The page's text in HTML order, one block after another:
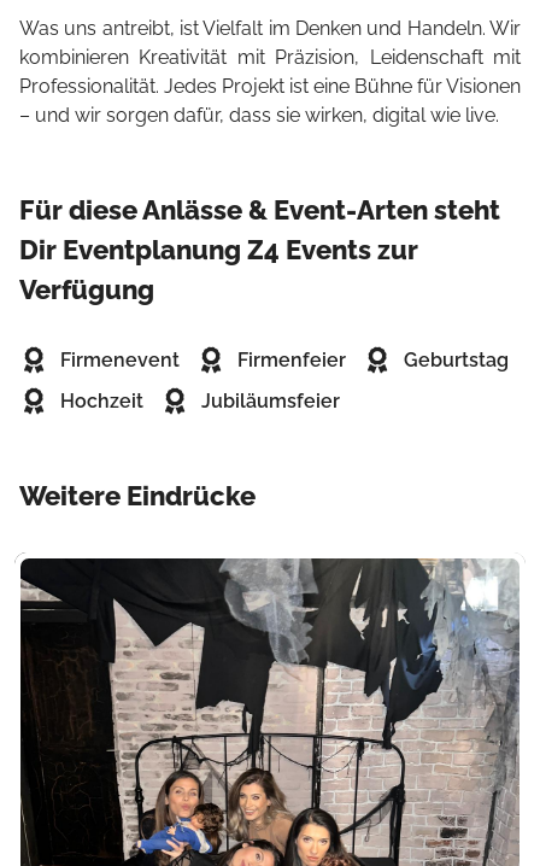
Was uns antreibt, ist Vielfalt im Denken und Handeln. Wir
kombinieren Kreativität mit Präzision, Leidenschaft mit
Professionalität. Jedes Projekt ist eine Bühne für Visionen
– und wir sorgen dafür, dass sie wirken, digital wie live.
Für diese Anlässe & Event-Arten steht
Dir Eventplanung Z4 Events zur
Verfügung
Firmenevent Firmenfeier
Geburtstag
Hochzeit
Jubiläumsfeier
Weitere Eindrücke